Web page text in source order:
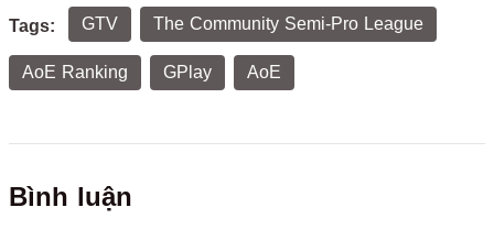
Tags: GTV The Community Semi-Pro League
AoE Ranking GPlay AoE
Bình luận